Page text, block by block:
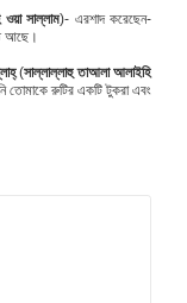
সাল্লাম)- এরশাদ করেছেন-
আছে।
(সাল্লাল্লাহু তা‌‌আলা আলাইহি
তোমাকে রুটির একটি টুকরা এবং